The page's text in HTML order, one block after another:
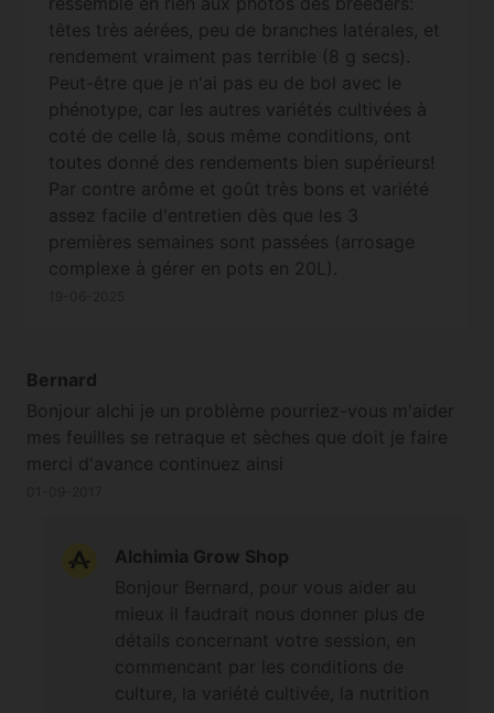
attends le moins qui surprends le plus,la
syrup et maintenant l anesthesia,les deux qui
m ont charmer le plus a present,la je vais
tester la cream mandarine et sour diesel que
vous m avez conseiller,je vous tiens
informé....
têtes très aérées, peu de branches latérales, et
rendement vraiment pas terrible (8 g secs).
Peut-être que je n'ai pas eu de bol avec le
phénotype, car les autres variétés cultivées à
coté de celle là, sous même conditions, ont
toutes donné des rendements bien supérieurs!
Par contre arôme et goût très bons et variété
assez facile d'entretien dès que les 3
premières semaines sont passées (arrosage
complexe à gérer en pots en 20L).
Bernard
Bonjour alchi je un problème pourriez-vous m'aider
mes feuilles se retraque et sèches que doit je faire
merci d'avance continuez ainsi
Alchimia Grow Shop